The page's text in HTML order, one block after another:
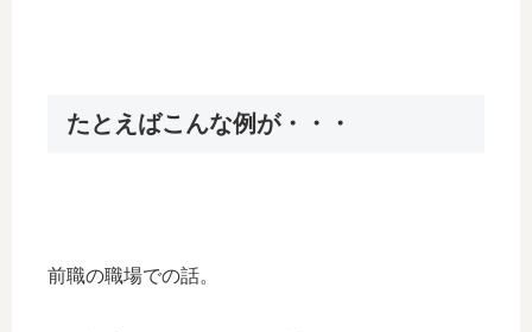
たとえばこんな例が・・・
前職の職場での話。